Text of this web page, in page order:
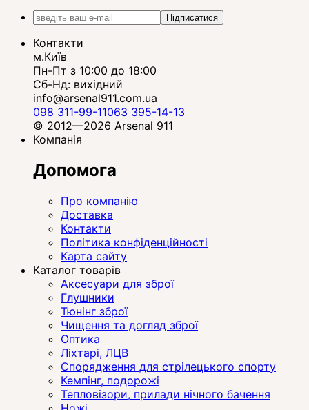
Підписатися
Контакти
м.Київ
Пн-Пт з 10:00 до 18:00
Сб-Нд: вихідний
info@arsenal911.com.ua
098 311-99-11063 395-14-13
© 2012—2026 Arsenal 911
Компанія
Допомога
Про компанію
Доставка
Контакти
Політика конфіденційності
Карта сайту
Каталог товарів
Аксесуари для зброї
Глушники
Тюнінг зброї
Чищення та догляд зброї
Оптика
Ліхтарі, ЛЦВ
Спорядження для стрілецького спорту
Кемпінг, подорожі
Тепловізори, прилади нічного бачення